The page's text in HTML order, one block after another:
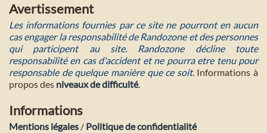
Avertissement
Les informations fournies par ce site ne pourront en aucun
cas engager la responsabilité de Randozone et des personnes
qui participent au site. Randozone décline toute
responsabilité en cas d'accident et ne pourra etre tenu pour
responsable de quelque manière que ce soit. Informations à
propos des niveaux de difficulté.
Informations
Mentions légales / Politique de confidentialité